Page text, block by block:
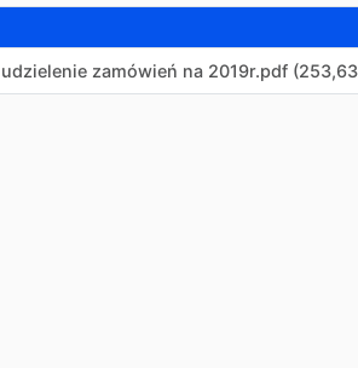
zamówień na 2019r.pdf